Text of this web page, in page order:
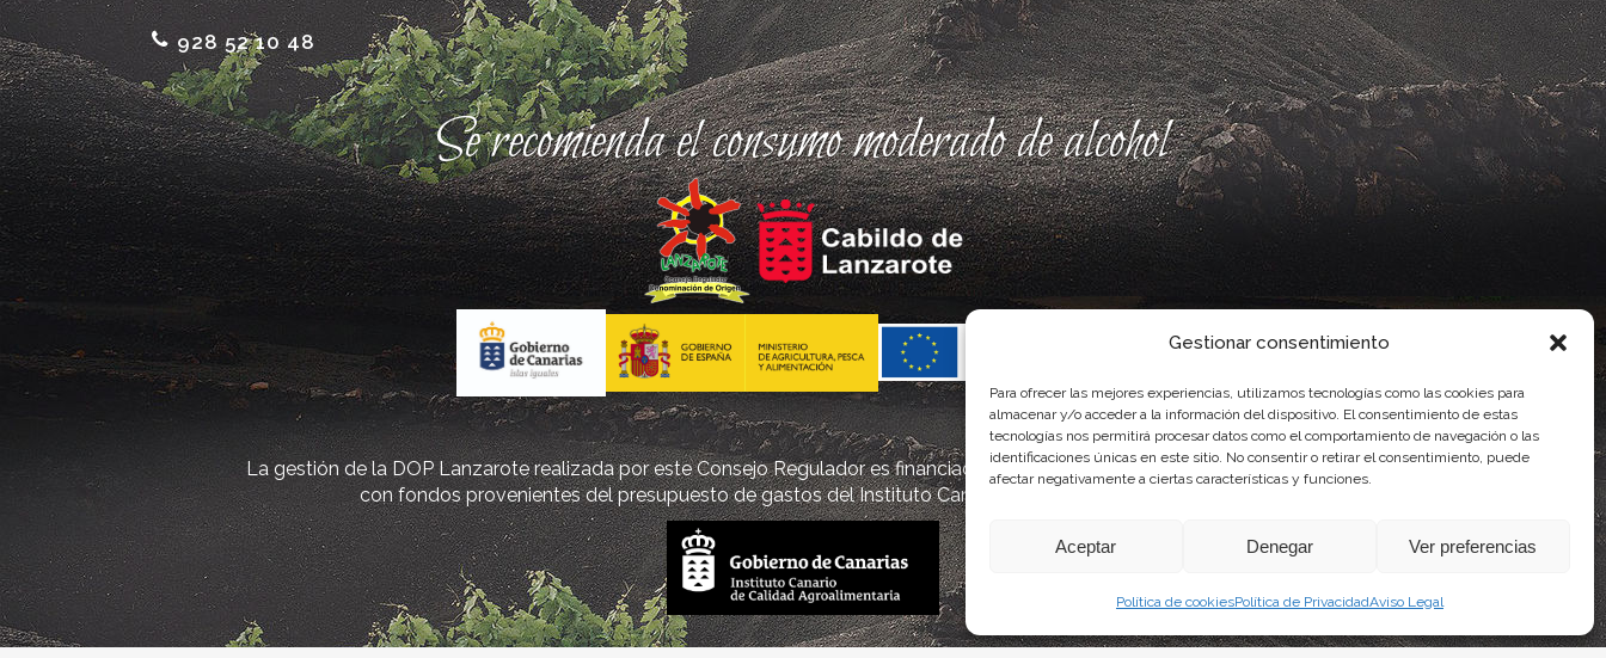
Gestionar consentimiento
Para ofrecer las mejores experiencias, utilizamos tecnologías como las cookies para
almacenar y/o acceder a la información del dispositivo. El consentimiento de estas
tecnologías nos permitirá procesar datos como el comportamiento de navegación o las
identificaciones únicas en este sitio. No consentir o retirar el consentimiento, puede
afectar negativamente a ciertas características y funciones.
Aceptar Denegar Ver preferencias
Política de cookiesPolítica de PrivacidadAviso Legal
928 52 10 48
Se recomienda el consumo moderado de alcohol
La gestión de la DOP Lanzarote realizada por este Consejo Regulador es financiada, parcialmente, por el Gobierno de Canarias
con fondos provenientes del presupuesto de gastos del Instituto Canario de Calidad Agroalimentaria